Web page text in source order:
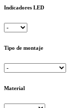
Indicadores LED
Tipo de montaje
Material